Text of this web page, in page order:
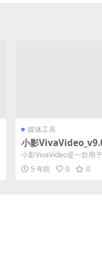
媒体工具
小影
级免费版
小影VivaVideo是一款用
频的手机软件，专业的短
微视频制作神器...
5 年前 0 0